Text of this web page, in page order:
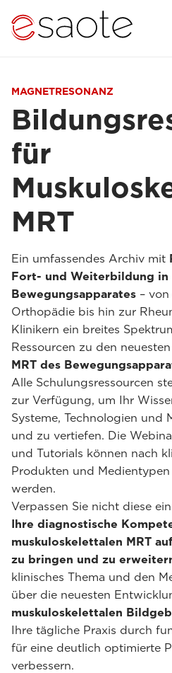
MAGNETRESONANZ
für
MRT
Ein umfassendes Archiv mit
Fort- und Weiterbildung in
Bewegungsapparates –
Orthopädie bis hin zur
Klinikern ein breites
Ressourcen zu den
MRT des
Alle Schulungsressourcen
zur Verfügung, um Ihr
Systeme, Technologien und
und zu vertiefen. Die
und Tutorials können nach
Produkten und
werden.
Verpassen Sie nicht diese
Ihre diagnostische
muskuloskelettalen MRT
zu bringen und zu
klinisches Thema und den
über die neuesten
muskuloskelettalen
Ihre tägliche Praxis durch
für eine deutlich optimierte
verbessern.